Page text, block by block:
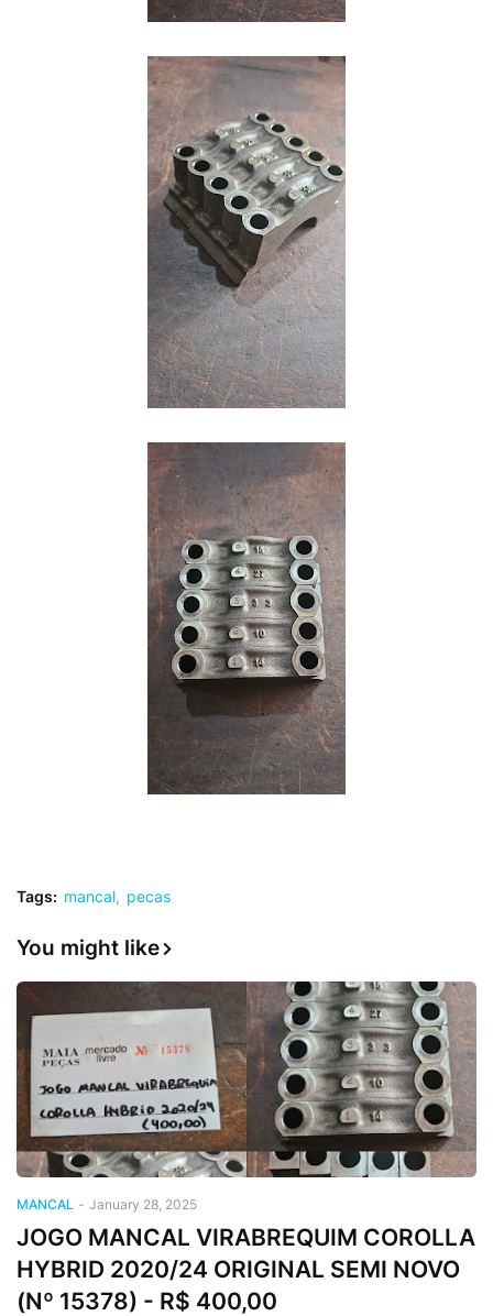
Tags: mancal pecas
You might like
MANCAL - January 28, 2025
JOGO MANCAL VIRABREQUIM COROLLA
HYBRID 2020/24 ORIGINAL SEMI NOVO
(Nº 15378) - R$ 400,00